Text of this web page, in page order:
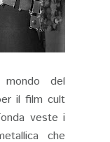
mondo del
il film cult
veste i
che